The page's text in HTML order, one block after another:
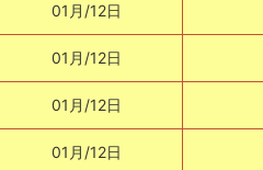
01月/12日
01月/12日
01月/12日
01月/12日